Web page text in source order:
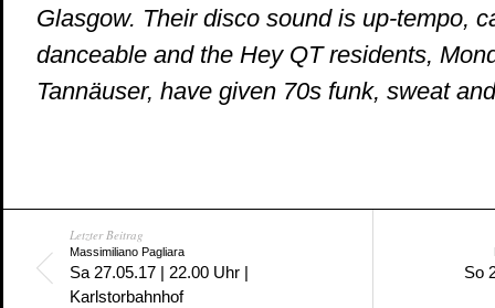
Glasgow. Their disco sound is up-tempo,
danceable and the Hey QT residents,
Tannäuser, have given 70s funk, sweat
Letzter Beitrag
Massimiliano Pagliara
Sa 27.05.17 | 22.00 Uhr |
Karlstorbahnhof
So